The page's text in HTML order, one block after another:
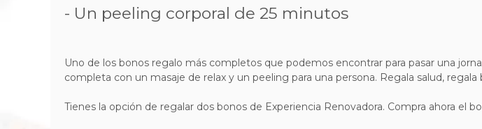
- Un peeling corporal de 25 minutos
Uno de los bonos regalo más completos que podemos encontrar para pasar una
completa con un masaje de relax y un peeling para una persona. Regala salud, regala
Tienes la opción de regalar dos bonos de Experiencia Renovadora. Compra ahora el